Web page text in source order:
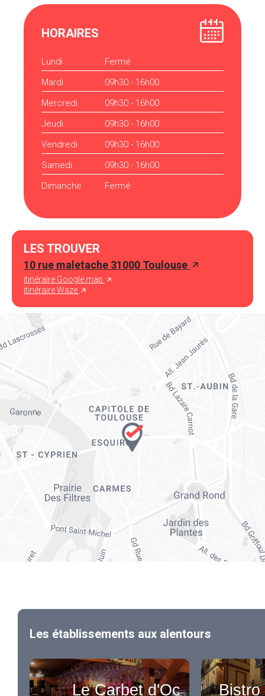
HORAIRES
Lundi
Fermé
Mardi
09h30 - 16h00
Mercredi
09h30 - 16h00
Jeudi
09h30 - 16h00
Vendredi
09h30 - 16h00
Samedi
09h30 - 16h00
Dimanche
Fermé
LES TROUVER
10 rue maletache 31000 Toulouse
itinéraire Google map
itinéraire Waze
Les établissements aux alentours
Le Carbet d'Oc Bistro